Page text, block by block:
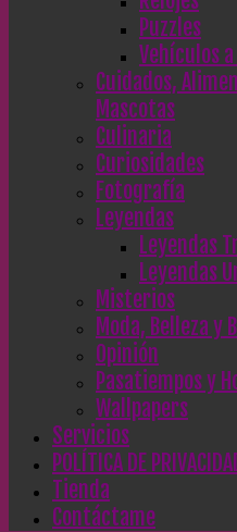
Puzzles
Vehículos
Cuidados,
Mascotas
Culinaria
Curiosidades
Fotografía
Leyendas
Leyendas
Leyendas
Misterios
Moda, Belleza y
Opinión
Pasatiempos y
Wallpapers
Servicios
POLÍTICA DE
Tienda
Contáctame